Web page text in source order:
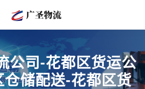
公司-花都区货运公
仓储配送-花都区货